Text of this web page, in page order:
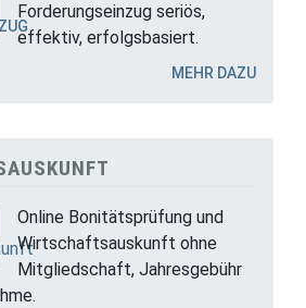
Forderungseinzug seriös,
effektiv, erfolgsbasiert.
MEHR DAZU
Online Bonitätsprüfung und
Wirtschaftsauskunft ohne
Mitgliedschaft, Jahresgebühr